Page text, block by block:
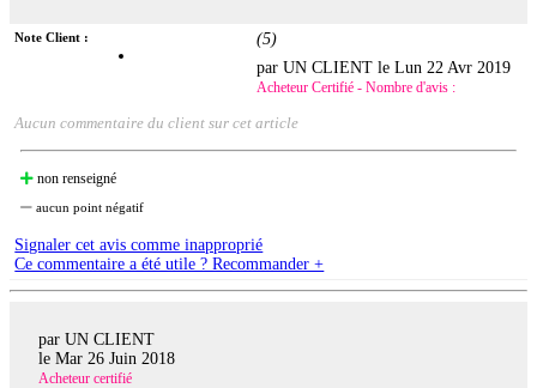
Note Client : (5)
par UN CLIENT leLun 22 Avr 2019
Acheteur Certifié - Nombre d'avis :
Aucun commentaire du client sur cet article
non renseigné
aucun point négatif
Signaler cet avis comme inapproprié
Ce commentaire a été utile ? Recommander +
par UN CLIENT
le Mar 26 Juin 2018
Acheteur certifié